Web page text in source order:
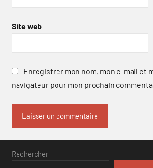
Site web
Enregistrer mon nom, mon e-mail et
navigateur pour mon prochain
Rechercher